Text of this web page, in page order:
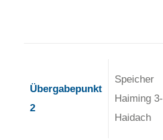
Übergabepunkt
2
Speicher
Haiming 3-
Haidach